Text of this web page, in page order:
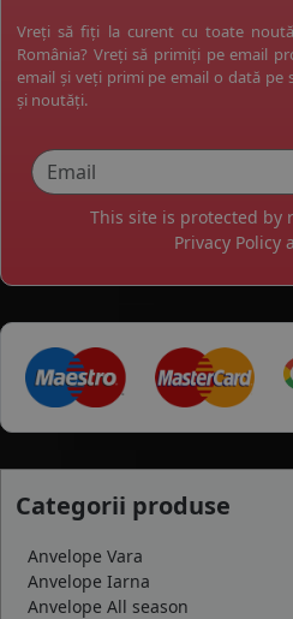
Vreți să fiți la curent cu toate
România? Vreți să primiți pe email
email și veți primi pe email o dată pe
și noutăți.
This site is protected by
Privacy Policy
Categorii produse
Anvelope Vara
Anvelope Iarna
Anvelope All season